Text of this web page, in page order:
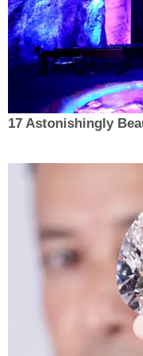
17 Astonishingly